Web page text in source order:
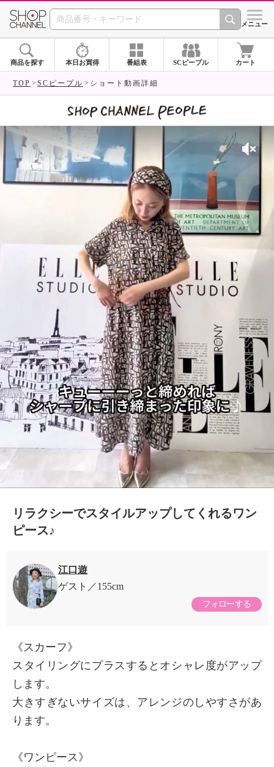
SHOP CHANNEL シメニュー
商品を探す 本日お買得 番組表 SCピープル カート
TOP SCピープル ショート動画詳細
リラクシーでスタイルアップしてくれるワン
ピース♪
江口遊
ゲスト
155cm
フォローする
《スカーフ》
スタイリングにプラスするとオシャレ度がアップ
します。
大きすぎないサイズは、アレンジのしやすさがあ
ります。
《ワンピース》